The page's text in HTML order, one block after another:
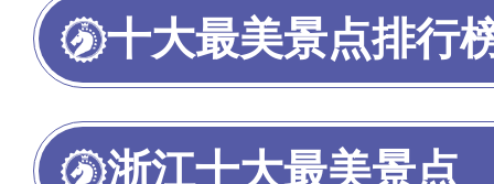
十大最美景点排行
浙江十大最美景点